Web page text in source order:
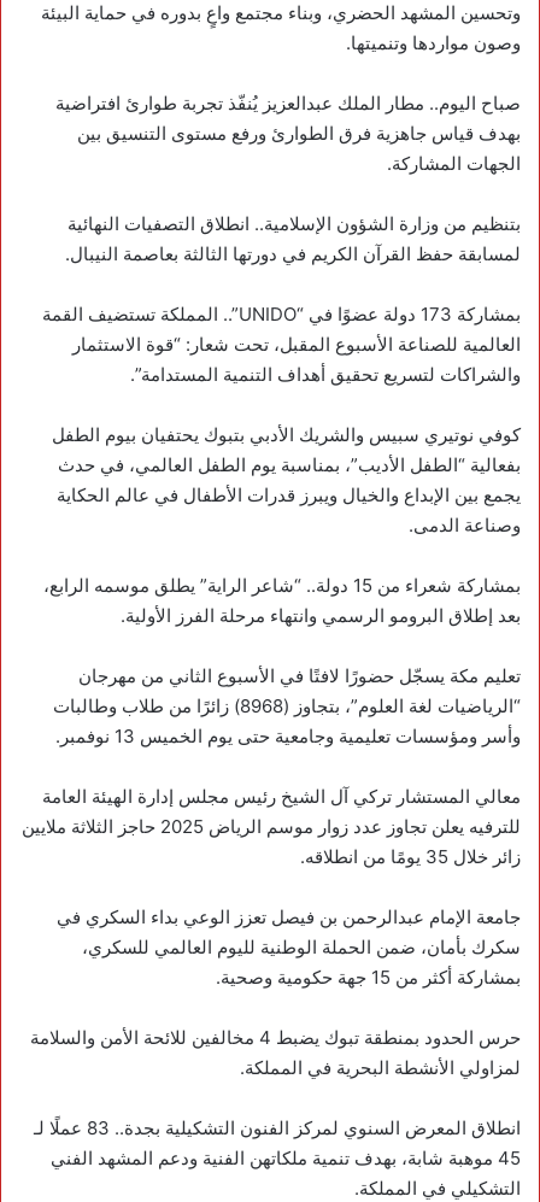
وتحسين المشهد الحضري، وبناء مجتمع واعٍ بدوره في حماية البيئة
وصون مواردها وتنميتها.
‏صباح اليوم.. مطار الملك عبدالعزيز يُنفّذ تجربة طوارئ افتراضية
بهدف قياس جاهزية فرق الطوارئ ورفع مستوى التنسيق بين
الجهات المشاركة.
‏بتنظيم من وزارة الشؤون الإسلامية.. انطلاق التصفيات النهائية
لمسابقة حفظ القرآن الكريم في دورتها الثالثة بعاصمة النيبال.
‏بمشاركة 173 دولة عضوًا في “UNIDO”.. المملكة تستضيف القمة
العالمية للصناعة الأسبوع المقبل، تحت شعار: “قوة الاستثمار
والشراكات لتسريع تحقيق أهداف التنمية المستدامة”.
‏كوفي نوتيري سبيس والشريك الأدبي بتبوك يحتفيان بيوم الطفل
بفعالية “الطفل الأديب”، بمناسبة يوم الطفل العالمي، في حدث
يجمع بين الإبداع والخيال ويبرز قدرات الأطفال في عالم الحكاية
وصناعة الدمى.
‏بمشاركة شعراء من 15 دولة.. “‎شاعر الراية” يطلق موسمه الرابع،
بعد إطلاق البرومو الرسمي وانتهاء مرحلة الفرز الأولية.
تعليم مكة يسجّل حضورًا لافتًا في الأسبوع الثاني من مهرجان
“الرياضيات لغة العلوم”، بتجاوز (8968) زائرًا من طلاب وطالبات
وأسر ومؤسسات تعليمية وجامعية حتى يوم الخميس 13 نوفمبر.
‏معالي المستشار تركي آل الشيخ رئيس مجلس إدارة الهيئة العامة
للترفيه يعلن تجاوز عدد زوار ‎موسم الرياض 2025 حاجز الثلاثة ملايين
زائر خلال 35 يومًا من انطلاقه.
‏جامعة الإمام عبدالرحمن بن فيصل تعزز الوعي بداء السكري في
سكرك بأمان، ضمن الحملة الوطنية لليوم العالمي للسكري،
بمشاركة أكثر من 15 جهة حكومية وصحية.
‏حرس الحدود بمنطقة ‎تبوك يضبط 4 مخالفين للائحة الأمن والسلامة
لمزاولي الأنشطة البحرية في المملكة.
انطلاق المعرض السنوي لمركز الفنون التشكيلية بجدة.. 83 عملًا لـ
45 موهبة شابة، بهدف تنمية ملكاتهن الفنية ودعم المشهد الفني
التشكيلي في المملكة.